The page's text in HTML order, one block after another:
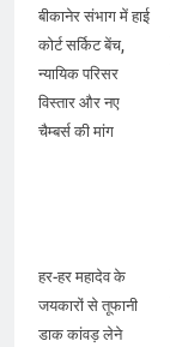
बीकानेर संभाग में हाई
कोर्ट सर्किट बेंच,
न्यायिक परिसर
विस्तार और नए
चैम्बर्स की मांग
हर-हर महादेव के
जयकारों से तूफानी
डाक कांवड़ लेने